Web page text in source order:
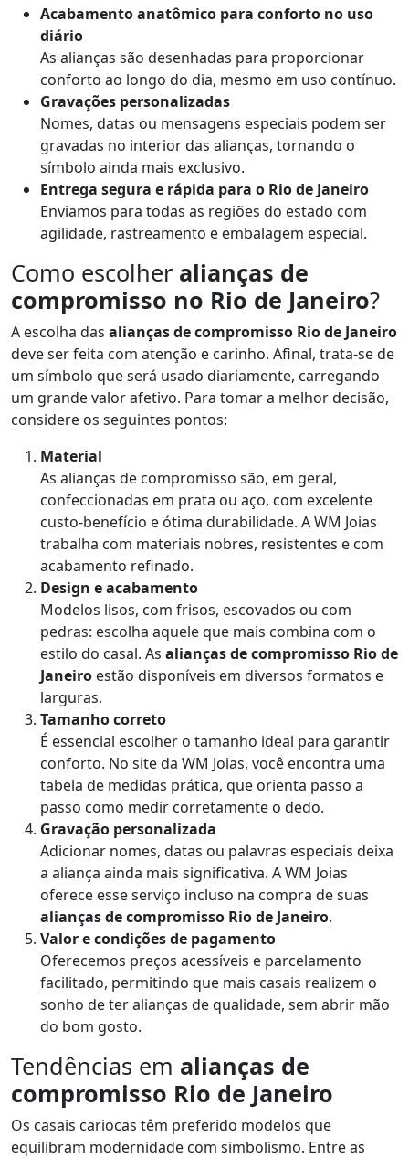
Acabamento anatômico para conforto no uso
diário
As alianças são desenhadas para proporcionar
conforto ao longo do dia, mesmo em uso contínuo.
Gravações personalizadas
Nomes, datas ou mensagens especiais podem ser
gravadas no interior das alianças, tornando o
símbolo ainda mais exclusivo.
Entrega segura e rápida para o Rio de Janeiro
Enviamos para todas as regiões do estado com
agilidade, rastreamento e embalagem especial.
Como escolher alianças de
compromisso no Rio de Janeiro?
A escolha das alianças de compromisso Rio de Janeiro
deve ser feita com atenção e carinho. Afinal, trata-se de
um símbolo que será usado diariamente, carregando
um grande valor afetivo. Para tomar a melhor decisão,
considere os seguintes pontos:
Material
As alianças de compromisso são, em geral,
confeccionadas em prata ou aço, com excelente
custo-benefício e ótima durabilidade. A WM Joias
trabalha com materiais nobres, resistentes e com
acabamento refinado.
Design e acabamento
Modelos lisos, com frisos, escovados ou com
pedras: escolha aquele que mais combina com o
estilo do casal. As alianças de compromisso Rio de
Janeiro estão disponíveis em diversos formatos e
larguras.
Tamanho correto
É essencial escolher o tamanho ideal para garantir
conforto. No site da WM Joias, você encontra uma
tabela de medidas prática, que orienta passo a
passo como medir corretamente o dedo.
Gravação personalizada
Adicionar nomes, datas ou palavras especiais deixa
a aliança ainda mais significativa. A WM Joias
oferece esse serviço incluso na compra de suas
alianças de compromisso Rio de Janeiro.
Valor e condições de pagamento
Oferecemos preços acessíveis e parcelamento
facilitado, permitindo que mais casais realizem o
sonho de ter alianças de qualidade, sem abrir mão
do bom gosto.
Tendências em alianças de
compromisso Rio de Janeiro
Os casais cariocas têm preferido modelos que
equilibram modernidade com simbolismo. Entre as